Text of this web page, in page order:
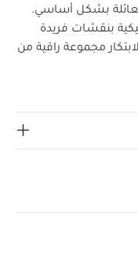
بشكل أساسي.
بنقشات فريدة
يمكن إعادة تقديمها لتناسب عام 2023 لابتكار مجموعة راقية من
ستنال إعجاب الجميع
يأتي بتصميم أكمام
لسهولة وسرعة
لسهولة وسرعة